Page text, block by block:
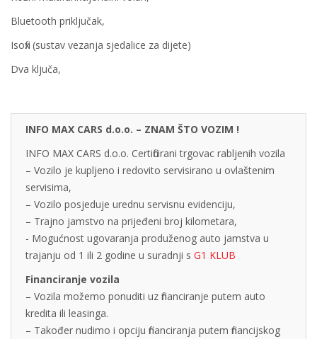
Bluetooth priključak,
Isofix (sustav vezanja sjedalice za dijete)
Dva ključa,
INFO MAX CARS d.o.o. – ZNAM ŠTO VOZIM !
INFO MAX CARS d.o.o. Certificirani trgovac rabljenih vozila
– Vozilo je kupljeno i redovito servisirano u ovlaštenim
servisima,
– Vozilo posjeduje urednu servisnu evidenciju,
– Trajno jamstvo na prijeđeni broj kilometara,
- Mogućnost ugovaranja produženog auto jamstva u
trajanju od 1 ili 2 godine u suradnji s G1 KLUB
Financiranje vozila
– Vozila možemo ponuditi uz financiranje putem auto
kredita ili leasinga.
– Također nudimo i opciju financiranja putem financijskog